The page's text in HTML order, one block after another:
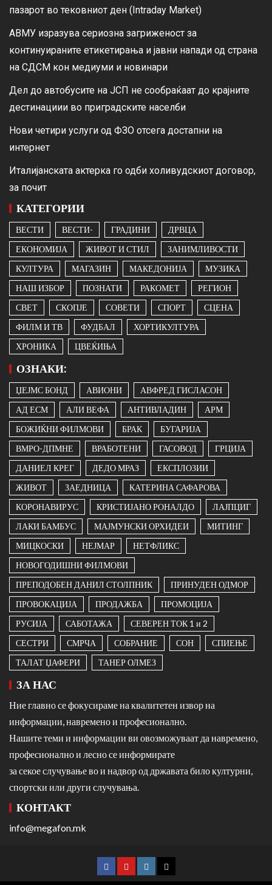
пазарот во тековниот ден (Intraday Market)
АВМУ изразува сериозна загриженост за
континуираните етикетирања и јавни напади од страна
на СДСМ кон медиуми и новинари
Дел до автобусите на ЈСП не сообраќаат до крајните
дестинациии во приградските населби
Нови четири услуги од ФЗО отсега достапни на
интернет
Италијанската актерка го одби холивудскиот договор,
за почит
КАТЕГОРИИ
ВЕСТИ ВЕСТИ- ГРАДИНИ
ДРВЦА
ЕКОНОМИЈА
ЖИВОТ И СТИЛ
ЗАНИМЛИВОСТИ
КУЛТУРА
МАГАЗИН МАКЕДОНИЈА
МУЗИКА
НАШ ИЗБОР
ПОЗНАТИ РАКОМЕТ
РЕГИОН
СВЕТ
СКОПЈЕ СОВЕТИ СПОРТ
СЦЕНА
ФИЛМ И ТВ
ФУДБАЛ
ХОРТИКУЛТУРА
ХРОНИКА
ЦВЕЌИЊА
ОЗНАКИ:
ЏЕЈМС БОНД АВИОНИ
АВФРЕД ГИСЛАСОН
АД ЕСМ
АЛИ ВЕФА АНТИВЛАДИН
АРМ
БОЖИЌНИ ФИЛМОВИ
БРАК
БУГАРИЈА
ВМРО-ДПМНЕ
ВРАБОТЕНИ ГАСОВОД
ГРЦИЈА
ДАНИЕЛ КРЕГ
ДЕДО МРАЗ
ЕКСПЛОЗИИ
ЖИВОТ
ЗАЕДНИЦА
КАТЕРИНА САФАРОВА
КОРОНАВИРУС
КРИСТИЈАНО РОНАЛДО
ЛАЈПЦИГ
ЛАКИ БАМБУС
МАЈМУНСКИ ОРХИДЕИ
МИТИНГ
МИЦКОСКИ
НЕЈМАР
НЕТФЛИКС
НОВОГОДИШНИ ФИЛМОВИ
ПРЕПОДОБЕН ДАНИЛ СТОЛПНИК
ПРИНУДЕН ОДМОР
ПРОВОКАЦИЈА
ПРОДАЖБА
ПРОМОЦИЈА
РУСИЈА
САБОТАЖА
СЕВЕРЕН ТОК 1 и 2
СЕСТРИ
СМРЧА СОБРАНИЕ СОН
СПИЕЊЕ
ТАЛАТ ЏАФЕРИ
ТАНЕР ОЛМЕЗ
ЗА НАС
Ние главно се фокусираме на квалитетен извор на
информации, навремено и професионално.
Нашите теми и информации ви овозможуваат да навремено,
професионално и лесно се информирате
за секое случување во и надвор од државата било културни,
спортски или други случувања.
КОНТАКТ
info@megafon.mk